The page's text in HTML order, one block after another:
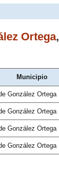
Ortega,
Municipio
González Ortega
González Ortega
González Ortega
González Ortega